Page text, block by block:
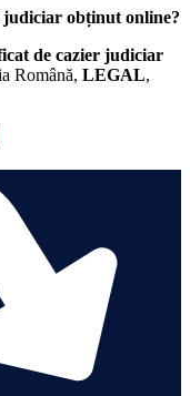
judiciar obținut online?
de cazier judiciar
Română, LEGAL,